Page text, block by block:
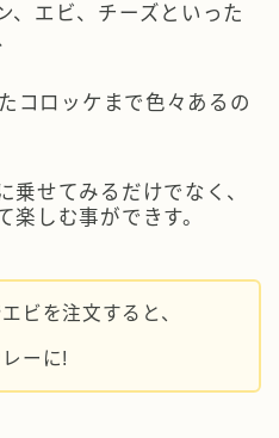
、エビ、チーズといった
コロッケまで色々あるの
乗せてみるだけでなく、
楽しむ事ができす。
ビを注文すると、
ーに!